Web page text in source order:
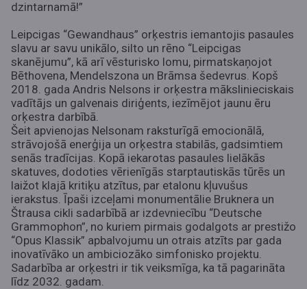
dzintarnamā!”
Leipcigas “Gewandhaus” orķestris iemantojis pasaules
slavu ar savu unikālo, silto un rēno “Leipcigas
skanējumu”, kā arī vēsturisko lomu, pirmatskaņojot
Bēthovena, Mendelszona un Brāmsa šedevrus. Kopš
2018. gada Andris Nelsons ir orķestra mākslinieciskais
vadītājs un galvenais diriģents, iezīmējot jaunu ēru
orķestra darbībā.
Šeit apvienojas Nelsonam raksturīgā emocionālā,
strāvojošā enerģija un orķestra stabilās, gadsimtiem
senās tradīcijas. Kopā iekarotas pasaules lielākās
skatuves, dodoties vērienīgās starptautiskās tūrēs un
laižot klajā kritiķu atzītus, par etalonu kļuvušus
ierakstus. Īpaši izceļami monumentālie Bruknera un
Štrausa cikli sadarbībā ar izdevniecību “Deutsche
Grammophon”, no kuriem pirmais godalgots ar prestižo
“Opus Klassik” apbalvojumu un otrais atzīts par gada
inovatīvāko un ambiciozāko simfonisko projektu.
Sadarbība ar orķestri ir tik veiksmīga, ka tā pagarināta
līdz 2032. gadam.